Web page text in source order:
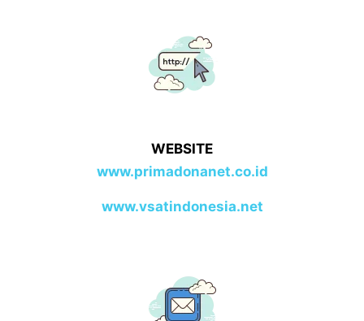
WEBSITE
www.primadonanet.co.id
www.vsatindonesia.net